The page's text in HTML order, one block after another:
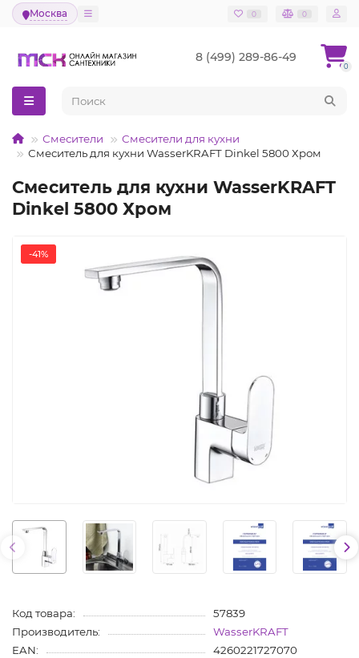
Москва 0 0
8 (499) 289-86-49
0
Смесители
Смесители для кухни
Смеситель для кухни WasserKRAFT Dinkel 5800 Хром
Смеситель для кухни WasserKRAFT
Dinkel 5800 Хром
-41%
Код товара:
57839
Производитель:
WasserKRAFT
EAN:
4260221727070